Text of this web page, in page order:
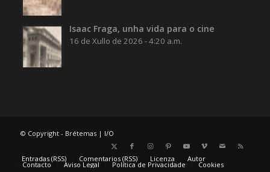
Isaac Fraga, unha vida para o cine
16 de Xullo de 2026 - 4:20 a.m.
© Copyright - Brétemas | I/O
Entradas (RSS) Comentarios (RSS) Licenza Autor
Contacto Aviso Legal Política de Privacidade Cookies